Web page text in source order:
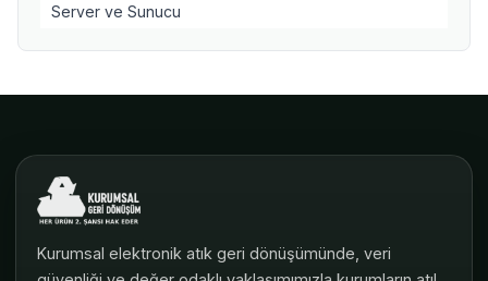
Server ve Sunucu
Kurumsal elektronik atık geri dönüşümünde, veri